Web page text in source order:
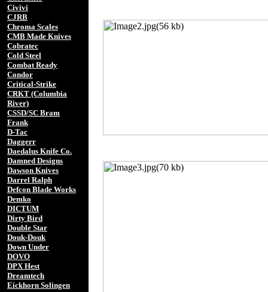
Civivi
CJRB
Chroma Scales
CMB Made Knives
Cobratec
Cold Steel
Combat Ready
Condor
Critical-Strike
CRKT (Columbia
River)
CSSD/SC Bram
Frank
D-Tac
Daggerr
Daedalus Knife Co.
Damned Designs
Dawson Knives
Darrel Ralph
Defcon Blade Works
Demko
DICTUM
Dirty Bird
Double Star
Douk-Douk
Down Under
DOVO
DPX Hest
Dreamtech
Eickhorn Solingen